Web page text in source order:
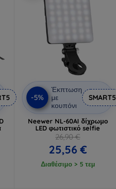
-5%
Έκπτωση
με
κουπόνι
SMART5
Neewer NL-60AI δίχρωμο
LED φωτιστικό selfie
26,90 €
25,56 €
Διαθέσιμο > 5 τεμ